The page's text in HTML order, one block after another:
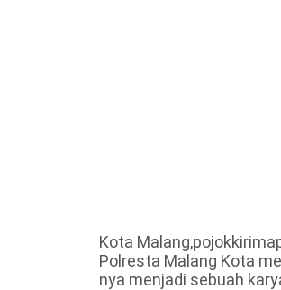
Kota
Polresta Malang Kota
nya menjadi sebuah